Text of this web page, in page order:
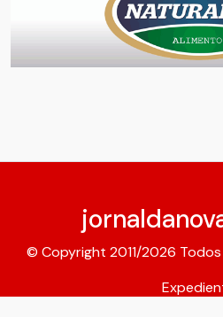
© Copyright 2011/2026